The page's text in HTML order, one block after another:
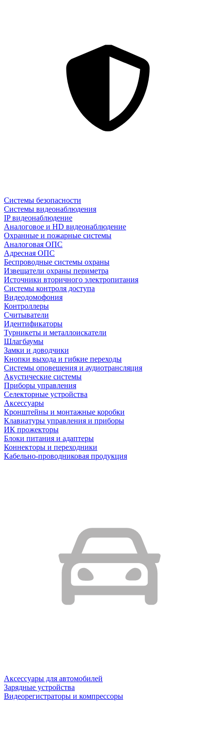
Системы безопасности
Системы видеонаблюдения
IP видеонаблюдение
Аналоговое и HD видеонаблюдение
Охранные и пожарные системы
Аналоговая ОПС
Адресная ОПС
Беспроводные системы охраны
Извещатели охраны периметра
Источники вторичного электропитания
Системы контроля доступа
Видеодомофония
Контроллеры
Считыватели
Идентификаторы
Турникеты и металлоискатели
Шлагбаумы
Замки и доводчики
Кнопки выхода и гибкие переходы
Системы оповещения и аудиотрансляция
Акустические системы
Приборы управления
Селекторные устройства
Аксессуары
Кронштейны и монтажные коробки
Клавиатуры управления и приборы
ИК прожекторы
Блоки питания и адаптеры
Коннекторы и переходники
Кабельно-проводниковая продукция
Аксессуары для автомобилей
Зарядные устройства
Видеорегистраторы и компрессоры